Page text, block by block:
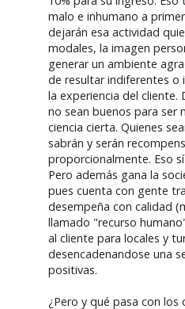
malo e inhumano a
dejarán esa actividad
modales, la imagen
generar un ambiente
de resultar indiferentes
la experiencia del cliente.
no sean buenos para ser
ciencia cierta. Quienes
sabrán y serán
proporcionalmente. Eso
Pero además gana la
pues cuenta con gente
desempeña con calidad
llamado "recurso
al cliente para locales y
desencadenandose una
positivas.
¿Pero y qué pasa con los